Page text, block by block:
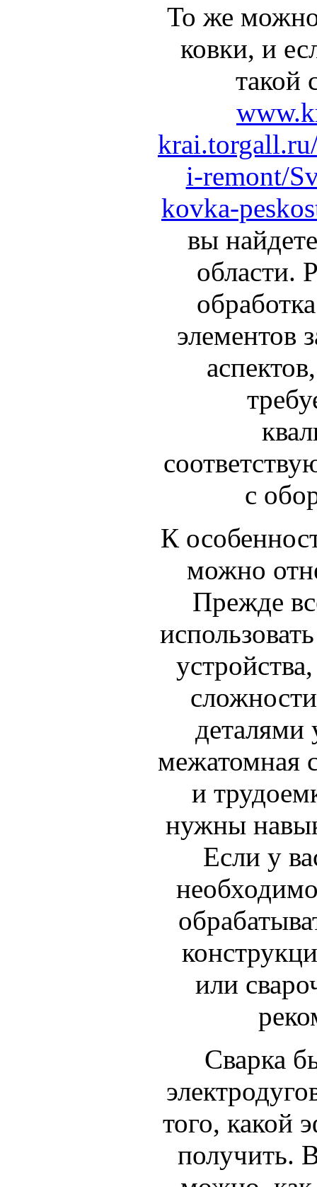
То же можно
ковки, и
такой
i-remont/
kovka-
вы
области.
элементов
с
К
можно
Прежде
деталями
межатомная
и
нужны
Если у
или
Сварка
того, какой
получить.